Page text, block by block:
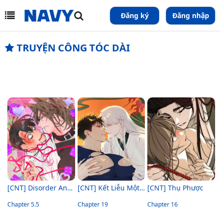
Đăng ký Đăng nhập
TRUYỆN CÔNG TÓC DÀI
[CNT] Disorder And Desire
Chapter 5.5
[CNT] Kết Liễu Một Vị Thần
Chapter 19
[CNT] Thụ Phược
Chapter 16